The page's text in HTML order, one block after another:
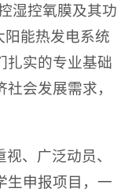
湿控氧膜及其功
能热发电系统
扎实的专业基础
会发展需求，
、广泛动员、
生申报项目，一